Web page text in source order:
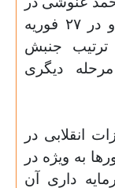
در۲۷ فوریه
ترتیب جنبش
دیگری
انقلابی در
به ویژه در
داری آن